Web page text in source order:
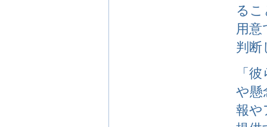
る
用意
判断
「
や懸
報や